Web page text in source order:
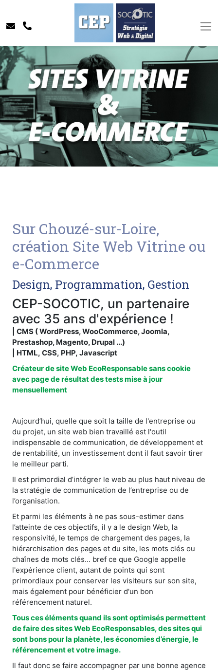
Sur Chouzé-sur-Loire,
création Site Web Vitrine ou
e-Commerce
Design, Programmation, Gestion
CEP-SOCOTIC, un partenaire
avec 35 ans d'expérience !
| CMS ( WordPress, WooCommerce, Joomla,
Prestashop, Magento, Drupal ...)
| HTML, CSS, PHP, Javascript
Créateur de site Web EcoResponsable sans cookie
avec page de résultat des tests mise à jour
mensuellement
Aujourd’hui, quelle que soit la taille de l'entreprise ou
du projet, un site web bien travaillé est l'outil
indispensable de communication, de développement et
de rentabilité, un investissement dont il faut savoir tirer
le meilleur parti.
Il est primordial d’intégrer le web au plus haut niveau de
la stratégie de communication de l’entreprise ou de
l’organisation.
Et parmi les éléments à ne pas sous-estimer dans
l’atteinte de ces objectifs, il y a le design Web, la
responsivité, le temps de chargement des pages, la
hiérarchisation des pages et du site, les mots clés ou
chaînes de mots clés... bref ce que Google appelle
l'expérience client, autant de points qui sont
primordiaux pour conserver les visiteurs sur son site,
mais également pour bénéficier d'un bon
référencement naturel.
Tous ces éléments quand ils sont optimisés permettent
de faire des sites Web EcoResponsables, des sites qui
sont bons pour la planète, les économies d’énergie, le
référencement et votre image.
Il faut donc se faire accompagner par une bonne agence